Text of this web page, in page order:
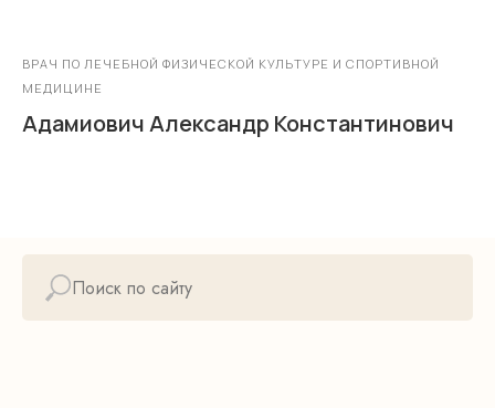
ВРАЧ ПО ЛЕЧЕБНОЙ ФИЗИЧЕСКОЙ КУЛЬТУРЕ И СПОРТИВНОЙ
МЕДИЦИНЕ
Адамиович Александр Константинович